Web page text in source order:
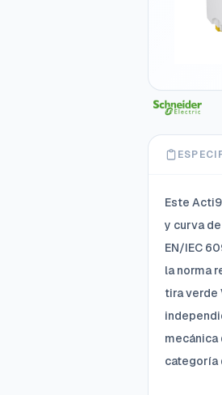
Este
y curva
EN/IEC
la norma
tira verde
mecánica
categoría